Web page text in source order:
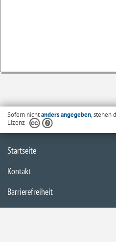
Sofern nichtanders angegeben, stehen
Lizenz
Startseite
Kontakt
Barrierefreiheit